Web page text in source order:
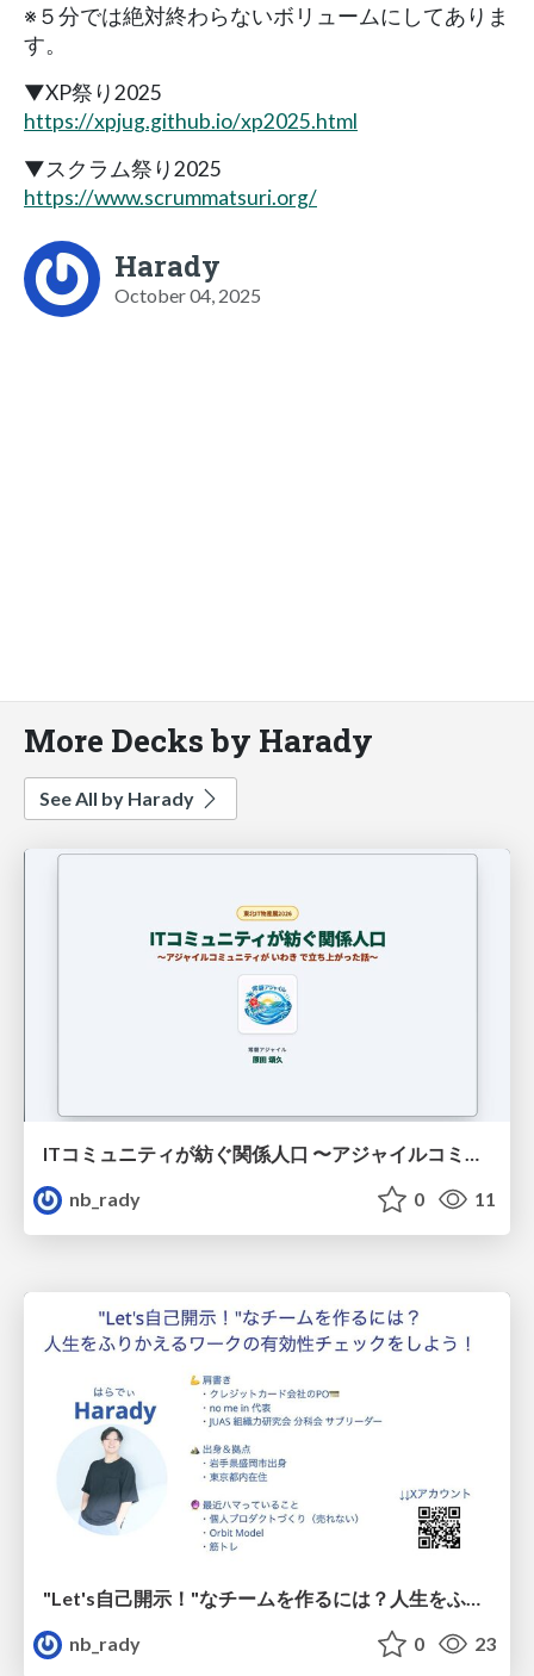
※５分では絶対終わらないボリュームにしてありま
す。
▼XP祭り2025
https://xpjug.github.io/xp2025.html
▼スクラム祭り2025
https://www.scrummatsuri.org/
Harady
October 04, 2025
More Decks by Harady
See All by Harady
ITコミュニティが紡ぐ関係人口 〜アジャイルコミュニティがいわきで立ち上がった話〜
nb_rady
0 11
nb_rady
0 23